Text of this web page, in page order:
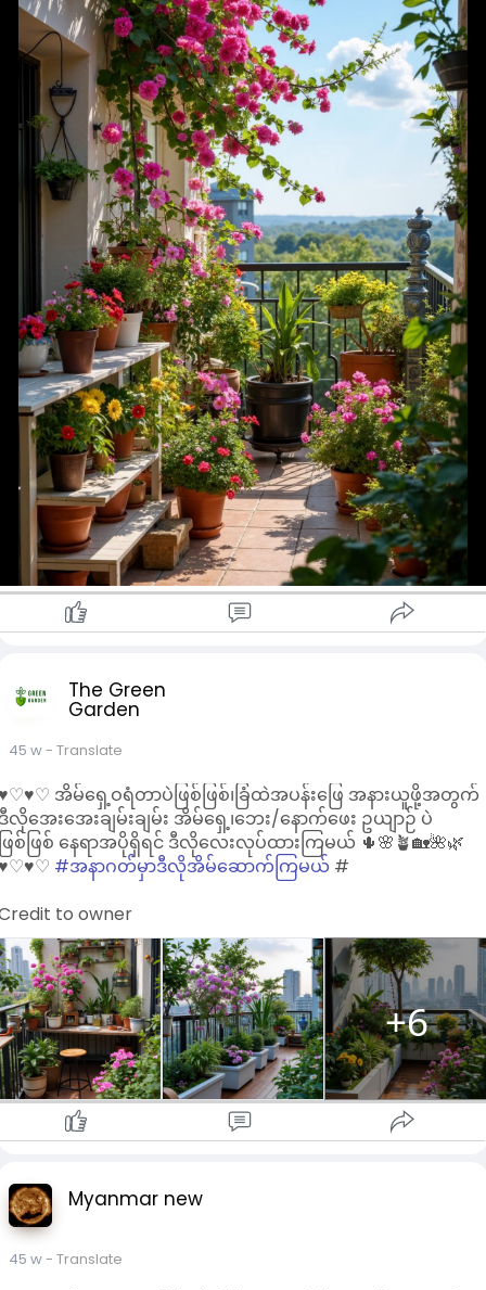
The Green
Garden
45 w- Translate
အိမ်ရှေ့ဝရံတာပဲဖြစ်ဖြစ်၊ခြံထဲအပန်းဖြေ အနားယူဖို့အတွက်
လိုအေးအေးချမ်းချမ်း အိမ်ရှေ့၊ဘေး/နောက်ဖေး ဥယျာဉ် ပဲ
ြစ်ဖြစ် နေရာအပိုရှိရင် ဒီလိုလေးလုပ်ထားကြမယ် 🌵🌸🪴🏡🌺🌿
#အနာဂတ်မှာဒီလိုအိမ်ဆောက်ကြမယ် #
to owner
+6
Myanmar new
45 w- Translate